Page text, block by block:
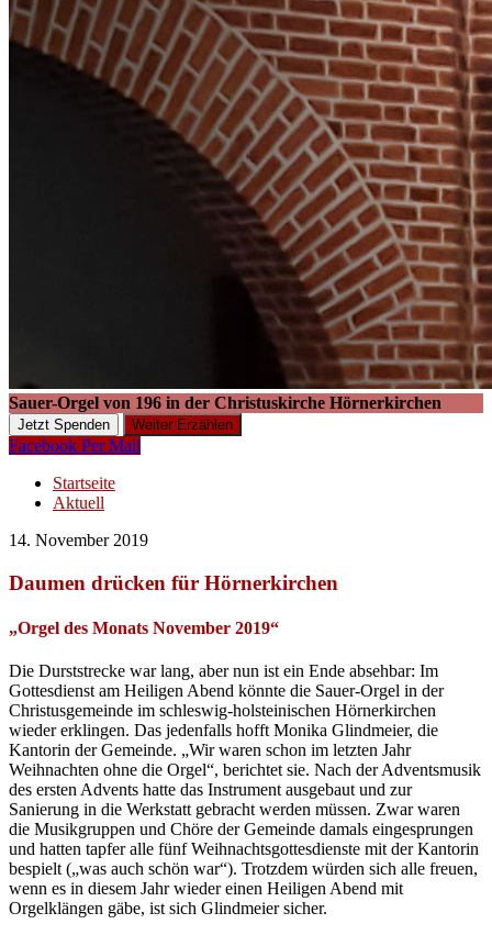
Sauer-Orgel von 196 in der Christuskirche Hörnerkirchen
Jetzt Spenden Weiter Erzählen
Facebook Per Mail
Startseite
Aktuell
14. November 2019
Daumen drücken für Hörnerkirchen
„Orgel des Monats November 2019“
Die Durststrecke war lang, aber nun ist ein Ende absehbar: Im
Gottesdienst am Heiligen Abend könnte die Sauer-Orgel in der
Christusgemeinde im schleswig-holsteinischen Hörnerkirchen
wieder erklingen. Das jedenfalls hofft Monika Glindmeier, die
Kantorin der Gemeinde. „Wir waren schon im letzten Jahr
Weihnachten ohne die Orgel“, berichtet sie. Nach der Adventsmusik
des ersten Advents hatte das Instrument ausgebaut und zur
Sanierung in die Werkstatt gebracht werden müssen. Zwar waren
die Musikgruppen und Chöre der Gemeinde damals eingesprungen
und hatten tapfer alle fünf Weihnachtsgottesdienste mit der Kantorin
bespielt („was auch schön war“). Trotzdem würden sich alle freuen,
wenn es in diesem Jahr wieder einen Heiligen Abend mit
Orgelklängen gäbe, ist sich Glindmeier sicher.